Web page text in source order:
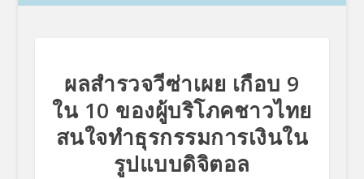
ผลสำรวจวีซ่าเผย เกือบ 9
ใน 10 ของผู้บริโภคชาวไทย
สนใจทำธุรกรรมการเงินใน
รูปแบบดิจิตอล